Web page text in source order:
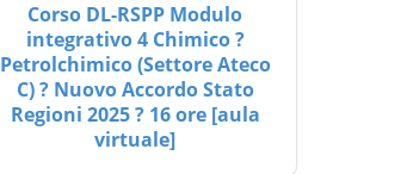
Corso DL-RSPP Modulo
integrativo 4 Chimico ?
Petrolchimico (Settore Ateco
C) ? Nuovo Accordo Stato
Regioni 2025 ? 16 ore [aula
virtuale]